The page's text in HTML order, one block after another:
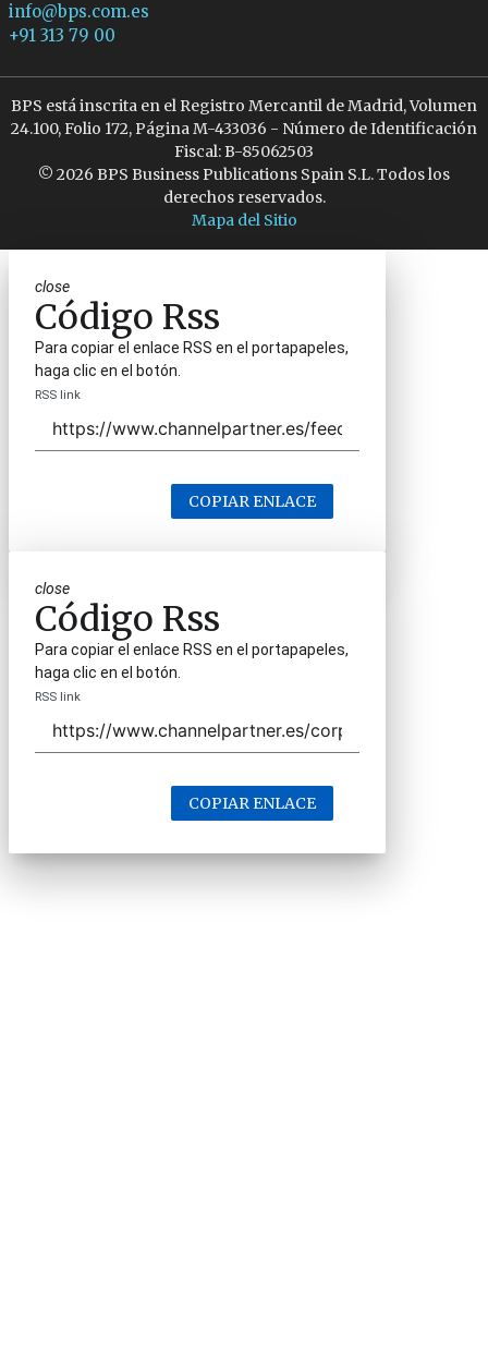
info@bps.com.es
+91 313 79 00
BPS está inscrita en el Registro Mercantil de Madrid, Volumen
24.100, Folio 172, Página M-433036 - Número de Identificación
Fiscal: B-85062503
© 2026 BPS Business Publications Spain S.L. Todos los
derechos reservados.
Mapa del Sitio
close
Código Rss
Para copiar el enlace RSS en el portapapeles,
haga clic en el botón.
RSS link
COPIAR ENLACE
close
Código Rss
Para copiar el enlace RSS en el portapapeles,
haga clic en el botón.
RSS link
COPIAR ENLACE